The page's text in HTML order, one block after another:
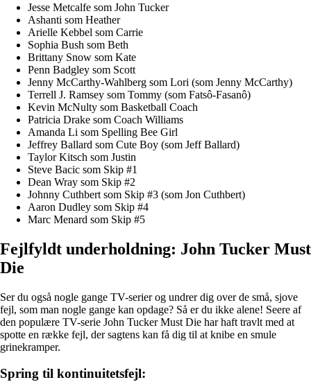
Jesse Metcalfe som John Tucker
Ashanti som Heather
Arielle Kebbel som Carrie
Sophia Bush som Beth
Brittany Snow som Kate
Penn Badgley som Scott
Jenny McCarthy-Wahlberg som Lori (som Jenny McCarthy)
Terrell J. Ramsey som Tommy (som Fatsô-Fasanô)
Kevin McNulty som Basketball Coach
Patricia Drake som Coach Williams
Amanda Li som Spelling Bee Girl
Jeffrey Ballard som Cute Boy (som Jeff Ballard)
Taylor Kitsch som Justin
Steve Bacic som Skip #1
Dean Wray som Skip #2
Johnny Cuthbert som Skip #3 (som Jon Cuthbert)
Aaron Dudley som Skip #4
Marc Menard som Skip #5
Fejlfyldt underholdning: John Tucker Must
Die
Ser du også nogle gange TV-serier og undrer dig over de små, sjove
fejl, som man nogle gange kan opdage? Så er du ikke alene! Seere af
den populære TV-serie John Tucker Must Die har haft travlt med at
spotte en række fejl, der sagtens kan få dig til at knibe en smule
grinekramper.
Spring til kontinuitetsfejl: